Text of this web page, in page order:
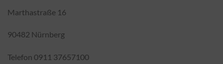
Marthastraße 16
90482 Nürnberg
Telefon 0911 37657100